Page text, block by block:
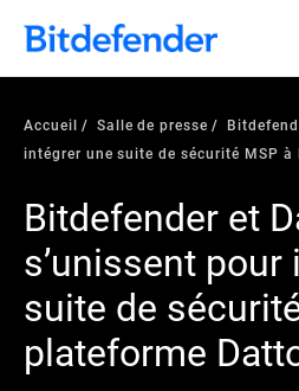
Accueil Salle de presse
intégrer une suite de sécurité MSP
Bitdefender et
s’unissent
suite de
plateforme